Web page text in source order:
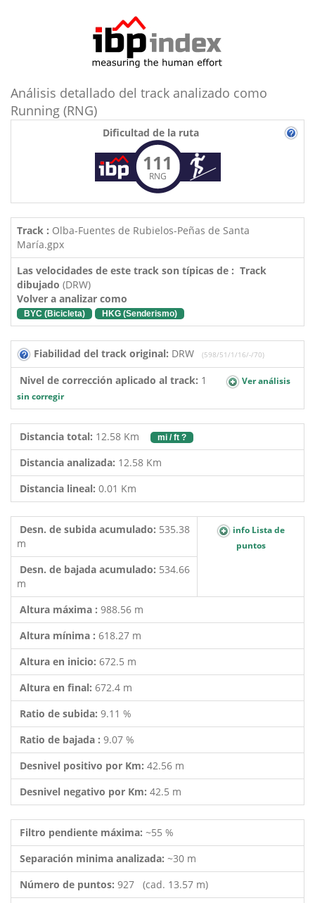
Análisis detallado del track analizado como
Running (RNG)
Dificultad de la ruta
111
RNG
Track : Olba-Fuentes de Rubielos-Peñas de Santa
María.gpx
Las velocidades de este track son típicas de : Track
dibujado (DRW)
Volver a analizar como
BYC (Bicicleta) HKG (Senderismo)
Fiabilidad del track original: DRW (598/51/1/16/-/70)
Nivel de corrección aplicado al track: 1
Ver análisis
sin corregir
Distancia total: 12.58 Km mi / ft ?
Distancia analizada: 12.58 Km
Distancia lineal: 0.01 Km
Desn. de subida acumulado: 535.38
m
info Lista de
puntos
Desn. de bajada acumulado: 534.66
m
Altura máxima : 988.56 m
Altura mínima : 618.27 m
Altura en inicio: 672.5 m
Altura en final: 672.4 m
Ratio de subida: 9.11 %
Ratio de bajada : 9.07 %
Desnivel positivo por Km: 42.56 m
Desnivel negativo por Km: 42.5 m
Filtro pendiente máxima: ~55 %
Separación minima analizada: ~30 m
Número de puntos: 927 (cad. 13.57 m)